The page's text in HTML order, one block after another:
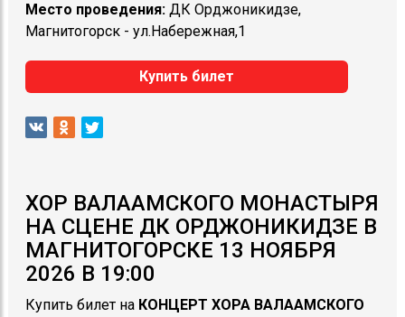
Место проведения: ДК Орджоникидзе,
Магнитогорск - ул.Набережная,1
Купить билет
ХОР ВАЛААМСКОГО МОНАСТЫРЯ
НА СЦЕНЕ ДК ОРДЖОНИКИДЗЕ В
МАГНИТОГОРСКЕ 13 НОЯБРЯ
2026 В 19:00
Купить билет на КОНЦЕРТ ХОРА ВАЛААМСКОГО